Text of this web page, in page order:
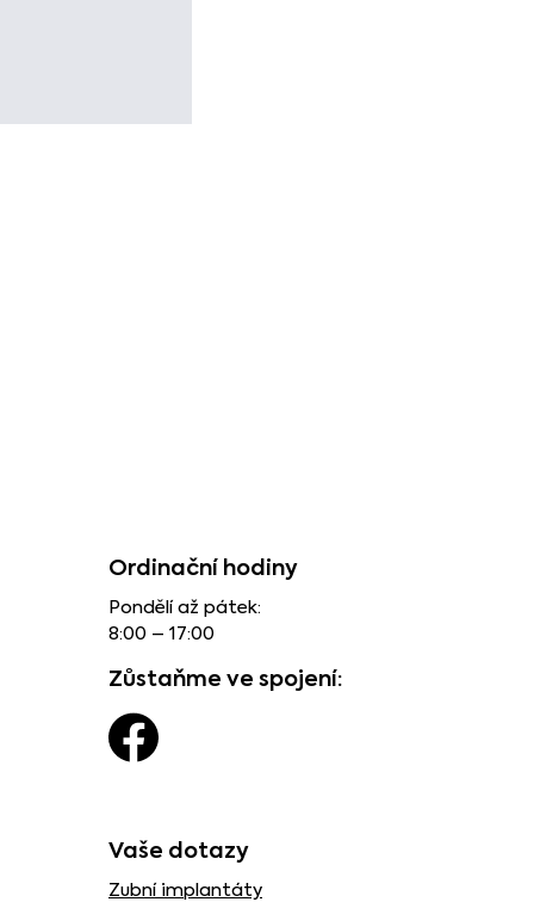
Ordinační hodiny
Pondělí až pátek:
8:00 – 17:00
Zůstaňme ve spojení:
Vaše dotazy
Zubní implantáty